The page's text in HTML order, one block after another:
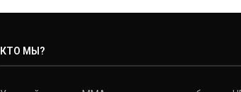
КТО МЫ?